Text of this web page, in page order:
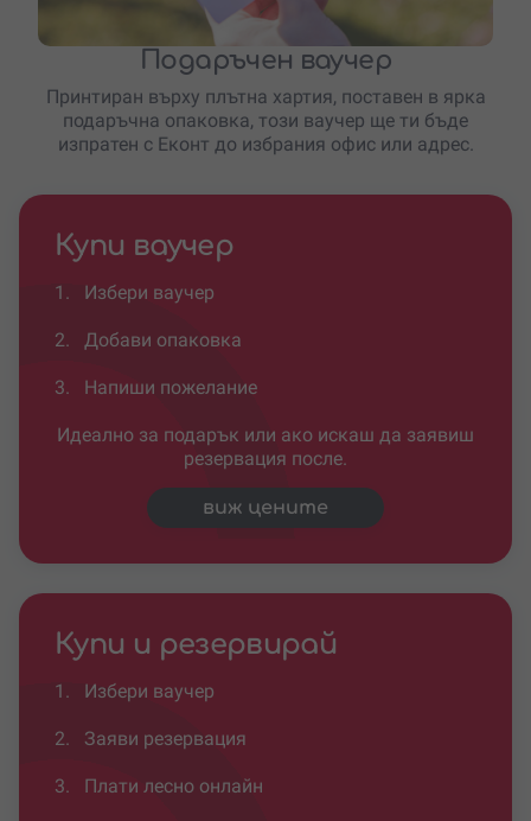
Подаръчен ваучер
Принтиран върху плътна хартия, поставен в ярка
подаръчна опаковка, този ваучер ще ти бъде
изпратен с Еконт до избрания офис или адрес.
Купи ваучер
1. Избери ваучер
2. Добави опаковка
3. Напиши пожелание
Идеално за подарък или ако искаш да заявиш
резервация после.
виж цените
Купи и резервирай
1. Избери ваучер
2. Заяви резервация
3. Плати лесно онлайн